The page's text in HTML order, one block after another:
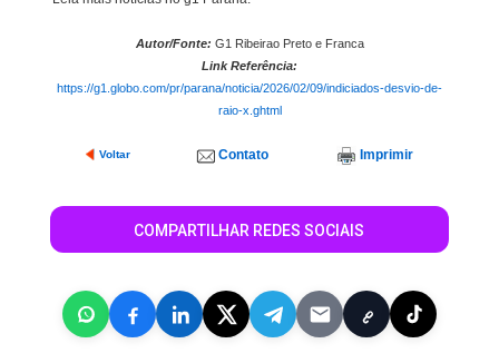
Autor/Fonte: G1 Ribeirao Preto e Franca
Link Referência:
https://g1.globo.com/pr/parana/noticia/2026/02/09/indiciados-desvio-de-
raio-x.ghtml
Voltar Contato Imprimir
COMPARTILHAR REDES SOCIAIS